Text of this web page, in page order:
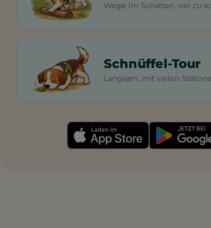
Wege im Schatten, viel zu
Schnüffel-Tour
Langsam, mit vielen